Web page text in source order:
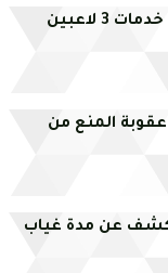
لاعبين
عقوبة المنع من
عن مدة غياب